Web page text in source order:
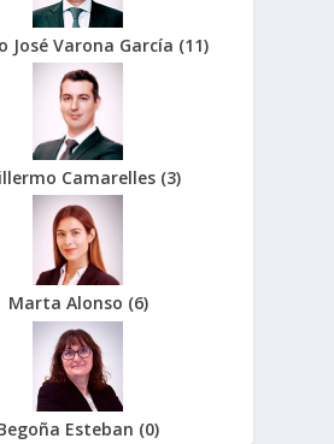
José Varona García (11)
Camarelles (3)
Marta Alonso (6)
Esteban (0)